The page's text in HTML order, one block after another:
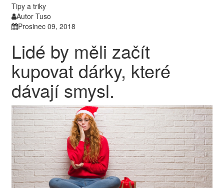
Tipy a triky
Autor Tuso
Prosinec 09, 2018
Lidé by měli začít
kupovat dárky, které
dávají smysl.